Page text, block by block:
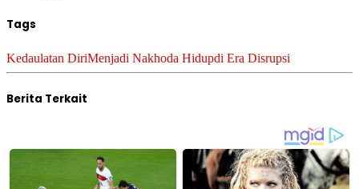
Tags
Kedaulatan DiriMenjadi Nakhoda Hidupdi Era Disrupsi
Berita Terkait